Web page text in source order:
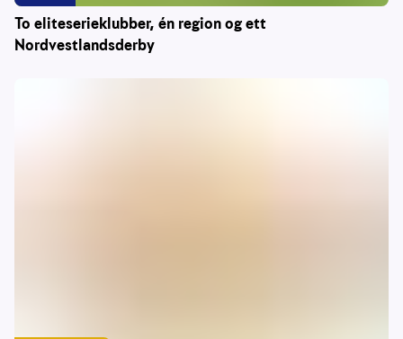
To eliteserieklubber, én region og ett
Nordvestlandsderby